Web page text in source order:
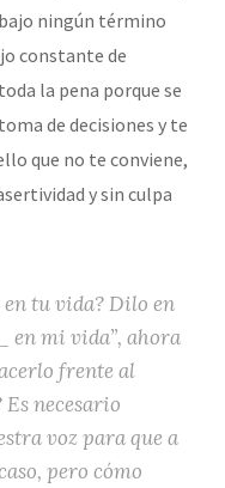
ningún término
constante de
la pena porque se
de decisiones y te
que no te conviene,
y sin culpa
en tu vida? Dilo en
en mi vida”, ahora
frente al
Es necesario
voz para que a
pero cómo